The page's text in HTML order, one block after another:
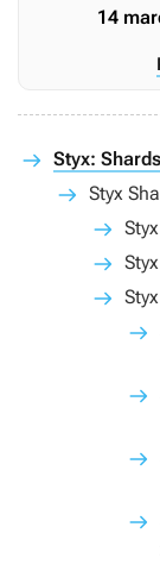
14
Styx:
Styx